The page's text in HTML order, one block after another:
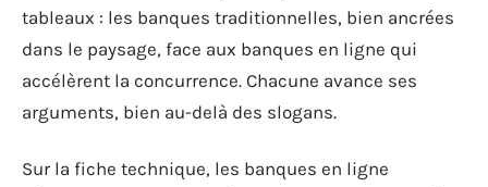
tableaux : les banques traditionnelles, bien ancrées
dans le paysage, face aux banques en ligne qui
accélèrent la concurrence. Chacune avance ses
arguments, bien au-delà des slogans.
Sur la fiche technique, les banques en ligne